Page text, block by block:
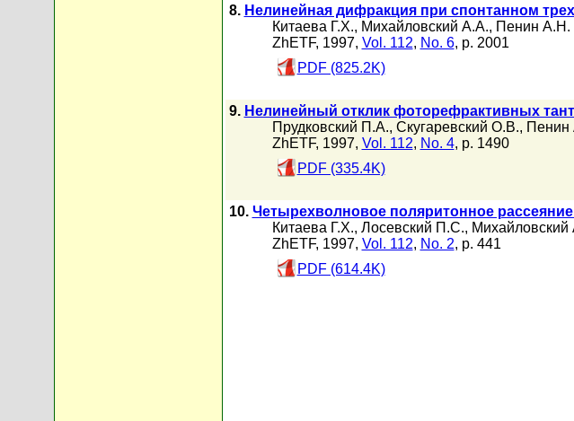
8. Нелинейная дифракция при спонтанном
Китаева Г.Х., Михайловский А.А., Пенин А.Н.
ZhETF, 1997, Vol. 112, No. 6, p. 2001
PDF (825.2K)
9. Нелинейный отклик фоторефрактивных
Прудковский П.А., Скугаревский О.В., Пенин
ZhETF, 1997, Vol. 112, No. 4, p. 1490
PDF (335.4K)
10. Четырехволновое поляритонное рассеяние
Китаева Г.Х., Лосевский П.С., Михайловский
ZhETF, 1997, Vol. 112, No. 2, p. 441
PDF (614.4K)